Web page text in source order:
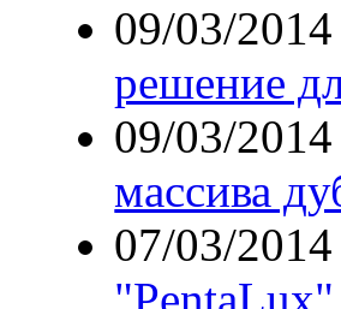
09/03/
решение
09/03/
массива
07/03/
"PentaLux"